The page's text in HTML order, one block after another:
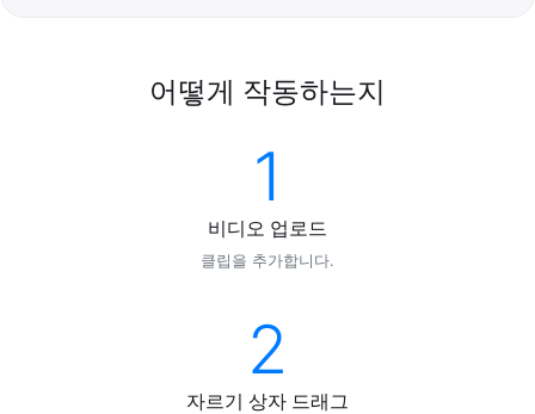
어떻게 작동하는지
1
비디오 업로드
클립을 추가합니다.
2
자르기 상자 드래그